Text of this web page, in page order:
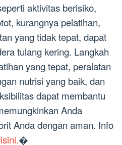
aktivitas berisiko,
kurangnya pelatihan,
yang tidak tepat, dapat
tulang kering. Langkah
yang tepat, peralatan
nutrisi yang baik, dan
dapat membantu
Anda
Anda dengan aman. Info
�